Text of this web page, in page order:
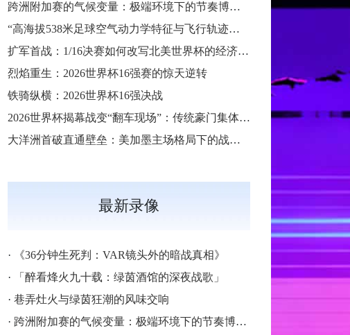
跨洲附加赛的气候变量：极端环境下的节奏博弈与战术自适应
“高海拔538米足球空气动力学特征与飞行轨迹调控机制——以2026世界杯BBVA球场为实证场景”
扩军首战：1/16决赛如何改写北美世界杯的经济版图
烈焰重生：2026世界杯16强赛的惊天逆转
铁骑纵横：2026世界杯16强决战
2026世界杯揭幕战变“翻车现场”：传统豪门集体遇险
大洋洲首破直通壁垒：美加墨主场格局下的战术体系重构
最新录像
·
《36分钟生死判：VAR镜头外的暗战真相》
·
「醉看烽火九十载：绿茵酒馆的深夜战歌」
· 巷弄灶火与绿茵狂潮的风味交响
· 跨洲附加赛的气候变量：极端环境下的节奏博弈与战术自适应